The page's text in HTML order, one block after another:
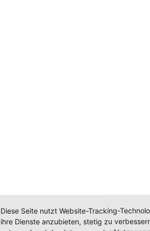
Diese Seite nutzt Website-Tracking-
ihre Dienste anzubieten, stetig zu